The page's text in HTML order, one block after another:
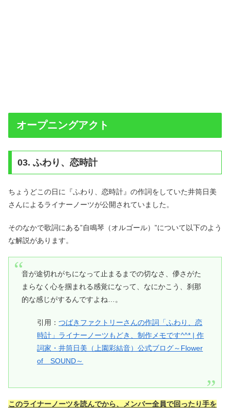
オープニングアクト
03. ふわり、恋時計
ちょうどこの日に『ふわり、恋時計』の作詞をしていた井筒日美
さんによるライナーノーツが公開されていました。
そのなかで歌詞にある”自鳴琴（オルゴール）”について以下のよう
な解説があります。
音が途切れがちになって止まるまでの切なさ、儚さがた
まらなく心を掴まれる感覚になって、なにかこう、刹那
的な感じがするんですよね…。
引用：つばきファクトリーさんの作詞「ふわり、恋
時計」ライナーノーツもどき、制作メモです^^* | 作
詞家・井筒日美（上園彩結音）公式ブログ～Flower
of SOUND～
このライナーノーツを読んでから、メンバー全員で回ったり手を